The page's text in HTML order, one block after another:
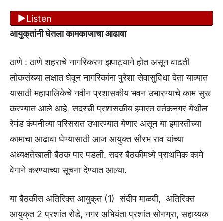
Listen
आयुक्‌तांनी घेतला कामकाजाचा आढावा
ठाणे : ठाणे शहराचे नागरिकरण झपाट्याने होत असून वाढती
लोकसंख्या लक्षात घेवून नागरिकांना पुरेशा सेवासुविधा देता याव्यात
यासाठी महापालिकेचे नवीन प्रशासकीय भवन उभारण्याचे काम सुरू
करण्यात आले आहे. सदरची प्रशासकीय इमारत वर्तकनगर येथील
रेमंड कंपनीच्या परिसरात उभारण्यात येणार असून या इमारतीच्या
कामाचा आढावा घेण्यासाठी आज आयुक्त सौरभ राव यांच्या
अध्यक्षतेखाली बैठक पार पडली. सदर बैठकीमध्ये प्राथमिक कामे
वेगाने करण्याच्या सूचना देण्यात आल्या.
या बैठकीस अतिरिक्त आयुक्‌त (1) संदीप माळवी, अतिरिक्त
आयुक्‌त 2 प्रशांत रोडे, नगर अभियंता प्रशांत सोनग्रा, सहाय्यक